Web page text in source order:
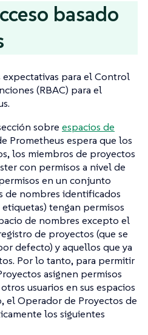
basado
expectativas para el Control
(RBAC) para el
sobre espacios de
Prometheus espera que los
los miembros de proyectos
con permisos a nivel de
en un conjunto
de nombres identificados
tengan permisos
de nombres excepto el
de proyectos (que se
defecto) y aquellos que ya
Por lo tanto, para permitir
asignen permisos
usuarios en sus espacios
el Operador de Proyectos de
los siguientes